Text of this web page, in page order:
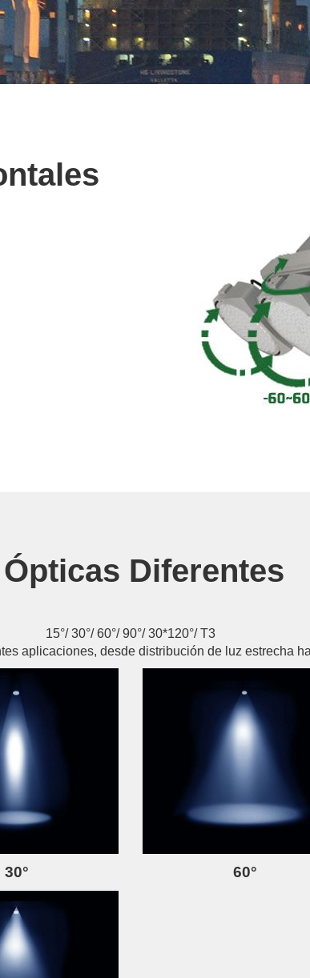
Diferentes
15°/ 30°/ 60°/ 90°/ 30*120°/ T3
aplicaciones, desde distribución de luz estrecha
30° 60°